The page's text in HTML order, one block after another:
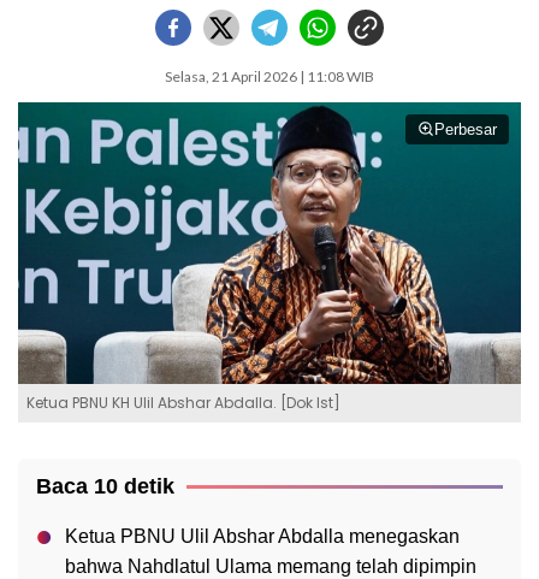
Selasa, 21 April 2026 | 11:08 WIB
Perbesar
Ketua PBNU KH Ulil Abshar Abdalla. [Dok Ist]
Baca 10 detik
Ketua PBNU Ulil Abshar Abdalla menegaskan
bahwa Nahdlatul Ulama memang telah dipimpin